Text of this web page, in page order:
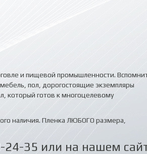
и пищевой промышленности.
пол, дорогостоящие экземпляры
который готов к многоцелевому
наличия. Пленка ЛЮБОГО размера,
35 или на нашем